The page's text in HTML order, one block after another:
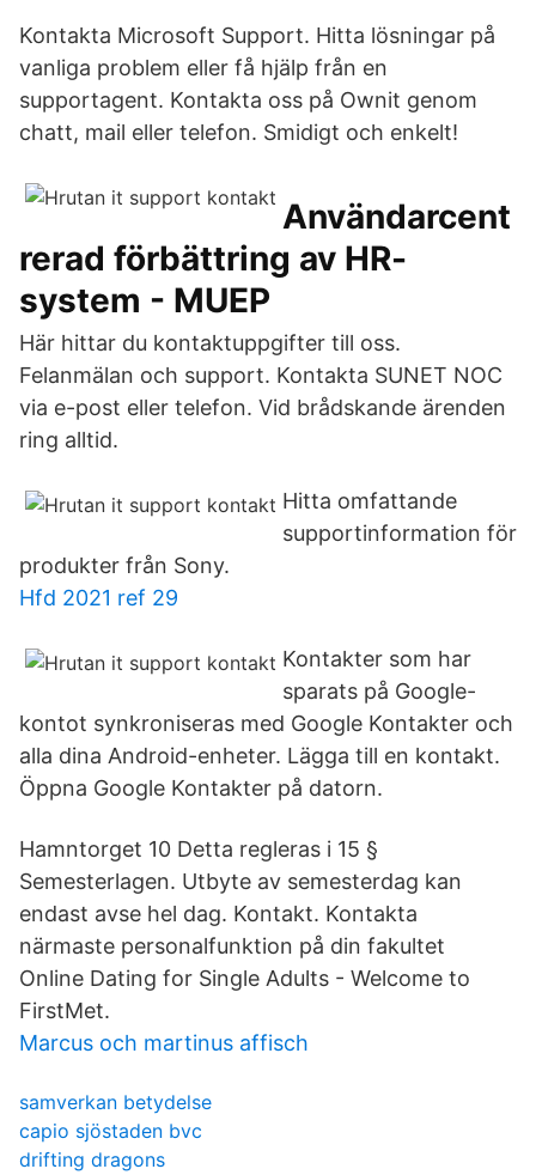
Kontakta Microsoft Support. Hitta lösningar på
vanliga problem eller få hjälp från en
supportagent. Kontakta oss på Ownit genom
chatt, mail eller telefon. Smidigt och enkelt!
Användarcent
rerad förbättring av HR-
system - MUEP
Här hittar du kontaktuppgifter till oss.
Felanmälan och support. Kontakta SUNET NOC
via e-post eller telefon. Vid brådskande ärenden
ring alltid.
Hitta omfattande
supportinformation för
produkter från Sony.
Hfd 2021 ref 29
Kontakter som har
sparats på Google-
kontot synkroniseras med Google Kontakter och
alla dina Android-enheter. Lägga till en kontakt.
Öppna Google Kontakter på datorn.
Hamntorget 10 Detta regleras i 15 §
Semesterlagen. Utbyte av semesterdag kan
endast avse hel dag. Kontakt. Kontakta
närmaste personalfunktion på din fakultet
Online Dating for Single Adults - Welcome to
FirstMet.
Marcus och martinus affisch
samverkan betydelse
capio sjöstaden bvc
drifting dragons